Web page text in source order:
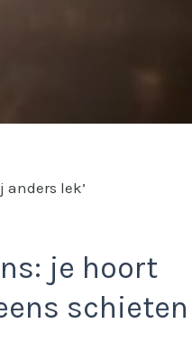
lek’
je hoort
schieten